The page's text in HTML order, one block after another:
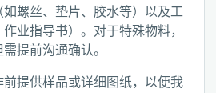
螺丝、垫片、胶水等）以及工
业指导书）。对于特殊物料，
提前沟通确认。
提供样品或详细图纸，以便我